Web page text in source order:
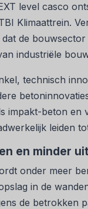
level casco
Klimaattrein.
de
industriële
technisch
impakt-beton en
leiden
en minder
onder meer
in de
de betrokken